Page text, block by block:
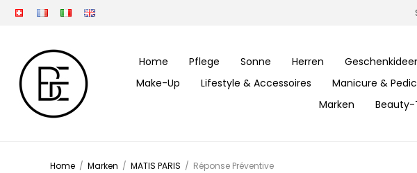
Home Pflege Sonne Herren
Make-Up
Lifestyle & Accessoires Manicure &
Marken
Beauty-
Home / Marken / MATIS PARIS / Réponse Préventive